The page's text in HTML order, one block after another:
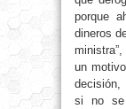
porque
dineros
un
decisión,
si no se